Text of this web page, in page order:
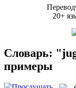
20+
Словарь:
примеры